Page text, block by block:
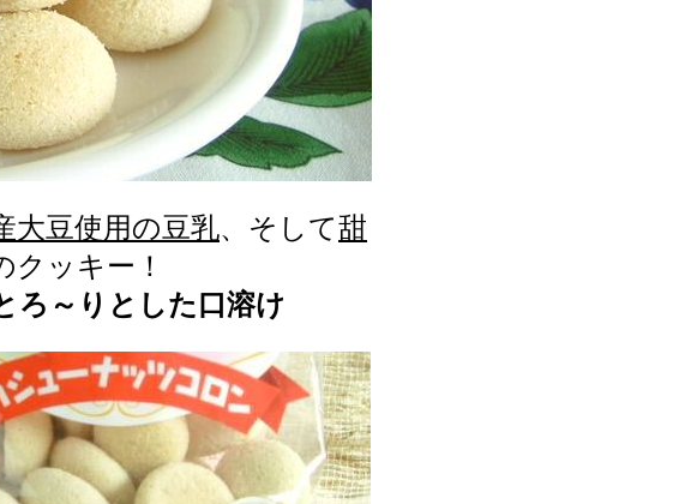
大豆使用の豆乳、そして甜
ッキー！
ろ～りとした口溶け